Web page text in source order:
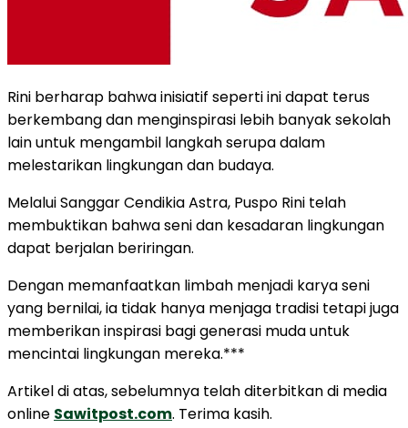
Rini berharap bahwa inisiatif seperti ini dapat terus
berkembang dan menginspirasi lebih banyak sekolah
lain untuk mengambil langkah serupa dalam
melestarikan lingkungan dan budaya.
Melalui Sanggar Cendikia Astra, Puspo Rini telah
membuktikan bahwa seni dan kesadaran lingkungan
dapat berjalan beriringan.
Dengan memanfaatkan limbah menjadi karya seni
yang bernilai, ia tidak hanya menjaga tradisi tetapi juga
memberikan inspirasi bagi generasi muda untuk
mencintai lingkungan mereka.***
Artikel di atas, sebelumnya telah diterbitkan di media
online Sawitpost.com. Terima kasih.